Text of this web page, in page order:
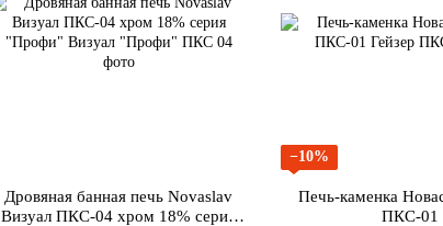
Дровяная банная печь Novaslav
Визуал ПКС-04 хром 18% серия
−10%
Печь-каменка
ПКС-01